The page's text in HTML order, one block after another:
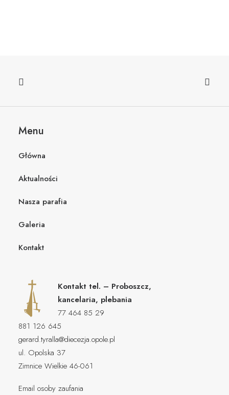
Menu
Główna
Aktualności
Nasza parafia
Galeria
Kontakt
Kontakt tel. – Proboszcz,
kancelaria, plebania
77 464 85 29
881 126 645
gerard.tyralla@diecezja.opole.pl
ul. Opolska 37
Zimnice Wielkie 46-061
Email osoby zaufania